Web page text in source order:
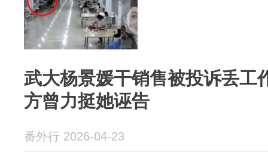
武大杨景媛干销售被投诉丢工
方曾力挺她诬告
番外行 2026-04-23